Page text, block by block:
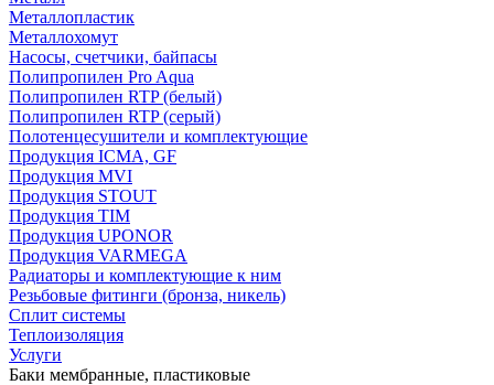
Металлопластик
Металлохомут
Насосы, счетчики, байпасы
Полипропилен Pro Aqua
Полипропилен RTP (белый)
Полипропилен RTP (серый)
Полотенцесушители и комплектующие
Продукция ICMA, GF
Продукция MVI
Продукция STOUT
Продукция TIM
Продукция UPONOR
Продукция VARMEGA
Радиаторы и комплектующие к ним
Резьбовые фитинги (бронза, никель)
Сплит системы
Теплоизоляция
Услуги
Баки мембранные, пластиковые